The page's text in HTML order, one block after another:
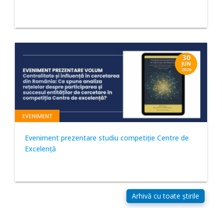
30
JUN
2026
EVENIMENT
Eveniment prezentare studiu competiție Centre de
Excelență